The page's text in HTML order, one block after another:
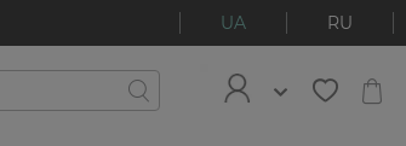
UA RU